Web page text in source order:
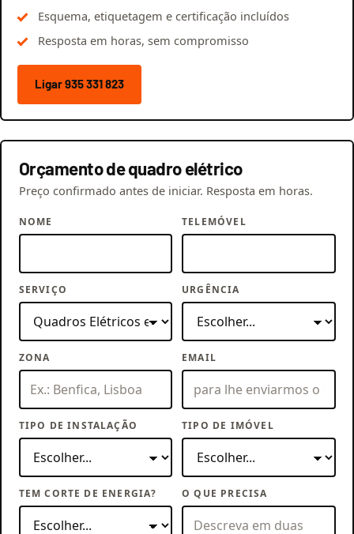
Esquema, etiquetagem e certificação incluídos
Resposta em horas, sem compromisso
Ligar 935 331 823
Orçamento de quadro elétrico
Preço confirmado antes de iniciar. Resposta em horas.
NOME TELEMÓVEL
SERVIÇO URGÊNCIA
ZONA EMAIL
TIPO DE INSTALAÇÃO TIPO DE IMÓVEL
TEM CORTE DE ENERGIA? O QUE PRECISA